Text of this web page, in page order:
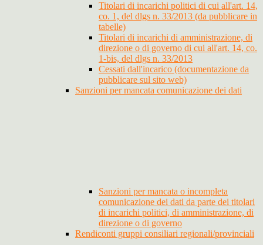
Titolari di incarichi politici di cui all'art. 14,
co. 1, del dlgs n. 33/2013 (da pubblicare in
tabelle)
Titolari di incarichi di amministrazione, di
direzione o di governo di cui all'art. 14, co.
1-bis, del dlgs n. 33/2013
Cessati dall'incarico (documentazione da
pubblicare sul sito web)
Sanzioni per mancata comunicazione dei dati
Sanzioni per mancata o incompleta
comunicazione dei dati da parte dei titolari
di incarichi politici, di amministrazione, di
direzione o di governo
Rendiconti gruppi consiliari regionali/provinciali